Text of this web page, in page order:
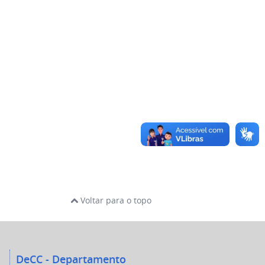
Voltar para o topo
DeCC - Departamento